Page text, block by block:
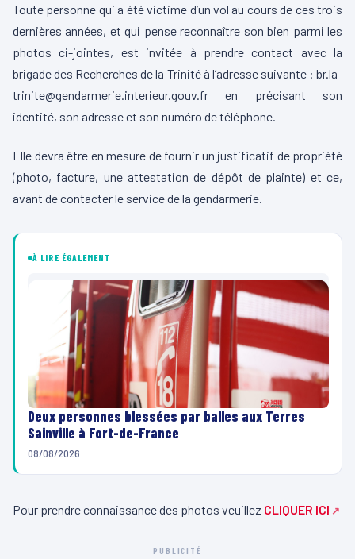
Toute personne qui a été victime d’un vol au cours de ces trois
dernières années, et qui pense reconnaître son bien parmi les
photos ci-jointes, est invitée à prendre contact avec la
brigade des Recherches de la Trinité à l’adresse suivante : br.la-
trinite@gendarmerie.interieur.gouv.fr en précisant son
identité, son adresse et son numéro de téléphone.
Elle devra être en mesure de fournir un justificatif de propriété
(photo, facture, une attestation de dépôt de plainte) et ce,
avant de contacter le service de la gendarmerie.
À LIRE ÉGALEMENT
Deux personnes blessées par balles aux Terres
Sainville à Fort-de-France
08/08/2026
Pour prendre connaissance des photos veuillez CLIQUER ICI
PUBLICITÉ